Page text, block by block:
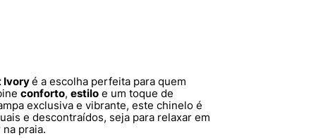
Ivoryé a escolha perfeita para quem
conforto, estilo e um toque de
exclusiva e vibrante, este chinelo é
e descontraídos, seja para relaxar em
praia.